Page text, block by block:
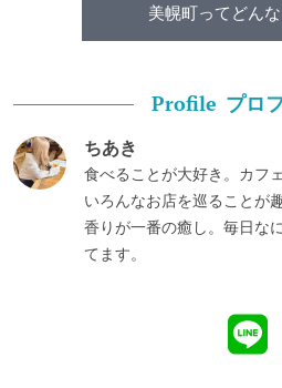
美幌町ってどん
Profile プロ
ちあき
食べることが大好き。カフ
いろんなお店を巡ることが
香りが一番の癒し。毎日な
てます。